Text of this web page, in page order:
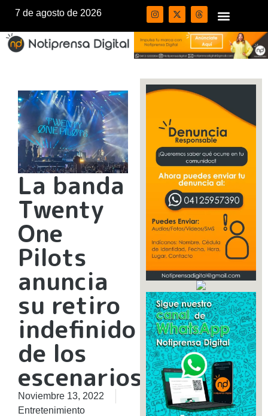
7 de agosto de 2026
La banda
Twenty
One
Pilots
anuncia
su retiro
indefinido
de los
escenarios
Noviembre 13, 2022
Entretenimiento